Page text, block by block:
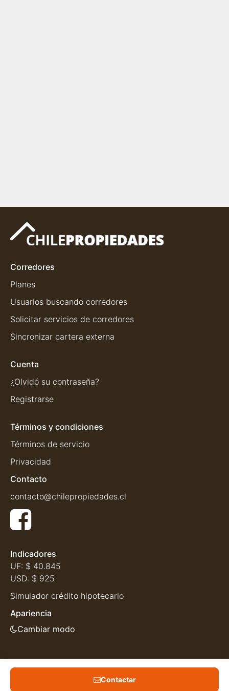
Contactar
Corredores
Planes
Usuarios buscando corredores
Solicitar servicios de corredores
Sincronizar cartera externa
Cuenta
¿Olvidó su contraseña?
Registrarse
Términos y condiciones
Términos de servicio
Privacidad
Contacto
contacto@chilepropiedades.cl
Indicadores
UF: $ 40.845
USD: $ 925
Simulador crédito hipotecario
Apariencia
Cambiar modo